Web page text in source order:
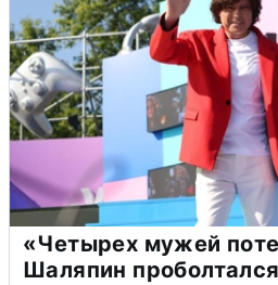
«Четырех мужей
Шаляпин